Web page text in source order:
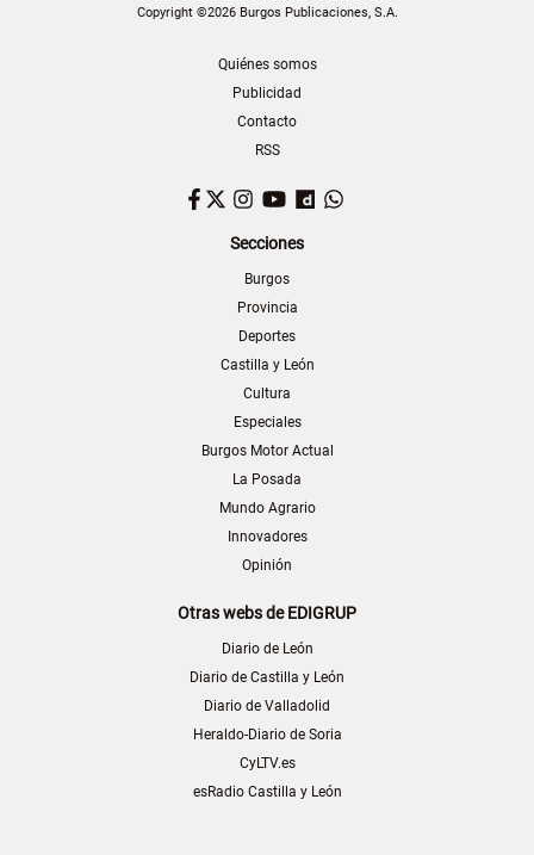
Copyright ©2026 Burgos Publicaciones, S.A.
Quiénes somos
Publicidad
Contacto
RSS
Facebook
TwitterInstagram
YouTubeDailymotion
Secciones
Burgos
Provincia
Deportes
Castilla y León
Cultura
Especiales
Burgos Motor Actual
La Posada
Mundo Agrario
Innovadores
Opinión
Otras webs de EDIGRUP
Diario de León
Diario de Castilla y León
Diario de Valladolid
Heraldo-Diario de Soria
CyLTV.es
esRadio Castilla y León